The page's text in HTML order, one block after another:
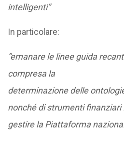
intelligenti”
In particolare:
“emanare le linee guida
compresa la
determinazione delle
nonché di strumenti
gestire la Piattaforma